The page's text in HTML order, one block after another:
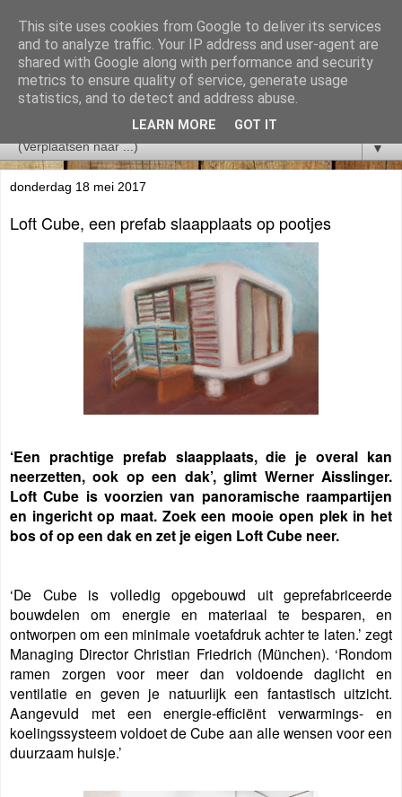
▼
donderdag 18 mei 2017
Loft Cube, een prefab slaapplaats op pootjes
‘Een prachtige prefab slaapplaats, die je overal kan
neerzetten, ook op een dak’, glimt Werner Aisslinger.
Loft Cube is voorzien van panoramische raampartijen
en ingericht op maat. Zoek een mooie open plek in het
bos of op een dak en zet je eigen Loft Cube neer.
‘De Cube is volledig opgebouwd uit geprefabriceerde
bouwdelen om energie en materiaal te besparen, en
ontworpen om een minimale voetafdruk achter te laten.’ zegt
Managing Director Christian Friedrich (München). ‘Rondom
ramen zorgen voor meer dan voldoende daglicht en
ventilatieen geven je natuurlijk een fantastisch uitzicht.
Aangevuld met een energie-efficiënt verwarmings- en
koelingssysteem voldoet de Cube aan alle wensen voor een
duurzaam huisje.’
This site uses cookies from Google to deliver its services
and to analyze traffic. Your IP address and user-agent are
shared with Google along with performance and security
metrics to ensure quality of service, generate usage
statistics, and to detect and address abuse.
LEARN MORE GOT IT